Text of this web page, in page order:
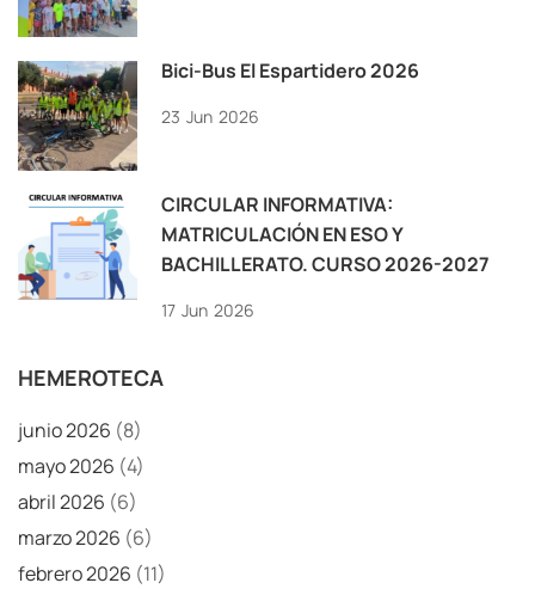
Bici-Bus El Espartidero 2026
23 Jun 2026
CIRCULAR INFORMATIVA:
MATRICULACIÓN EN ESO Y
BACHILLERATO. CURSO 2026-2027
17 Jun 2026
HEMEROTECA
junio 2026 (8)
mayo 2026 (4)
abril 2026 (6)
marzo 2026 (6)
febrero 2026 (11)